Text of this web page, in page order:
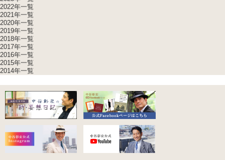
2022年一覧
2021年一覧
2020年一覧
2019年一覧
2018年一覧
2017年一覧
2016年一覧
2015年一覧
2014年一覧